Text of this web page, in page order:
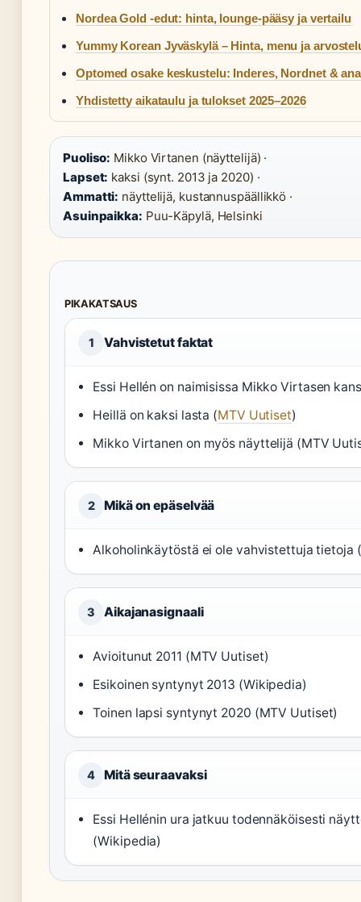
Nordea Gold -edut: hinta, lounge-pääsy ja vertailu
Yummy Korean Jyväskylä – Hinta, menu ja
Optomed osake keskustelu: Inderes, Nordnet &
Yhdistetty aikataulu ja tulokset 2025–2026
Puoliso: Mikko Virtanen (näyttelijä) ·
Lapset: kaksi (synt. 2013 ja 2020) ·
Ammatti: näyttelijä, kustannuspäällikkö ·
Asuinpaikka: Puu-Käpylä, Helsinki
PIKAKATSAUS
1 Vahvistetut faktat
Essi Hellén on naimisissa Mikko Virtasen
Heillä on kaksi lasta (MTV Uutiset)
Mikko Virtanen on myös näyttelijä (MTV
2 Mikä on epäselvää
Alkoholinkäytöstä ei ole vahvistettuja tietoja
3 Aikajanasignaali
Avioitunut 2011 (MTV Uutiset)
Esikoinen syntynyt 2013 (Wikipedia)
Toinen lapsi syntynyt 2020 (MTV Uutiset)
4 Mitä seuraavaksi
Essi Hellénin ura jatkuu todennäköisesti
(Wikipedia)